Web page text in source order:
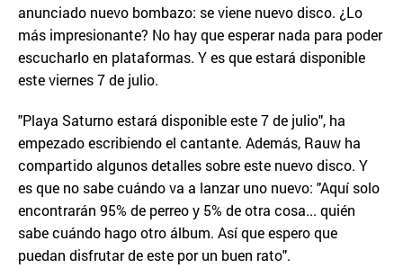
anunciado nuevo bombazo: se viene nuevo disco. ¿Lo
más impresionante? No hay que esperar nada para poder
escucharlo en plataformas. Y es que estará disponible
este viernes 7 de julio.
"Playa Saturno estará disponible este 7 de julio", ha
empezado escribiendo el cantante. Además, Rauw ha
compartido algunos detalles sobre este nuevo disco. Y
es que no sabe cuándo va a lanzar uno nuevo: "Aquí solo
encontrarán 95% de perreo y 5% de otra cosa... quién
sabe cuándo hago otro álbum. Así que espero que
puedan disfrutar de este por un buen rato".